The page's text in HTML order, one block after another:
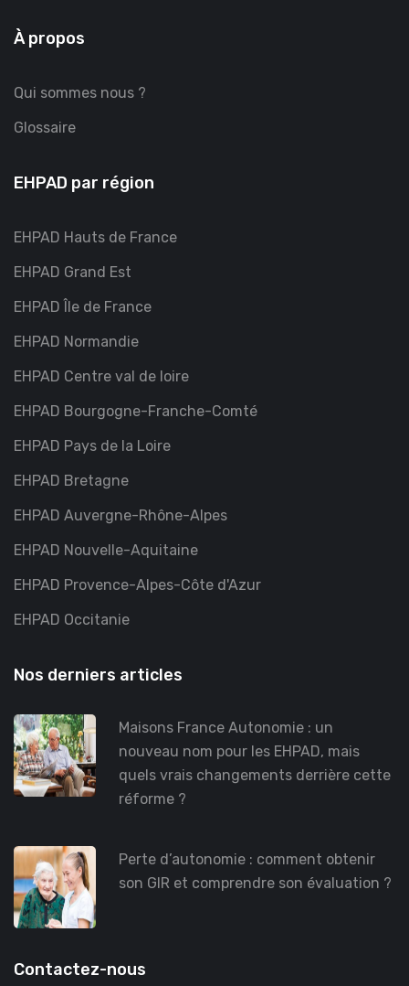
À propos
Qui sommes nous ?
Glossaire
EHPAD par région
EHPAD Hauts de France
EHPAD Grand Est
EHPAD Île de France
EHPAD Normandie
EHPAD Centre val de loire
EHPAD Bourgogne-Franche-Comté
EHPAD Pays de la Loire
EHPAD Bretagne
EHPAD Auvergne-Rhône-Alpes
EHPAD Nouvelle-Aquitaine
EHPAD Provence-Alpes-Côte d'Azur
EHPAD Occitanie
Nos derniers articles
Maisons France Autonomie : un
nouveau nom pour les EHPAD, mais
quels vrais changements derrière cette
réforme ?
Perte d’autonomie : comment obtenir
son GIR et comprendre son évaluation ?
Contactez-nous